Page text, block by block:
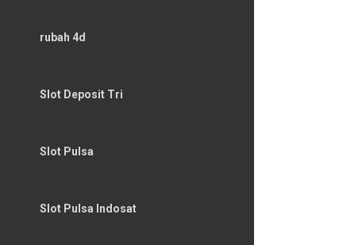
rubah 4d
Slot Deposit Tri
Slot Pulsa
Slot Pulsa Indosat